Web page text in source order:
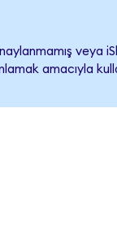
veya
amacıyla